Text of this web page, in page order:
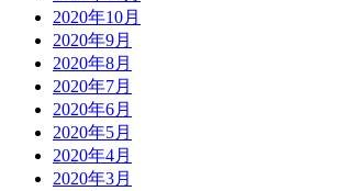
2020年10月
2020年9月
2020年8月
2020年7月
2020年6月
2020年5月
2020年4月
2020年3月